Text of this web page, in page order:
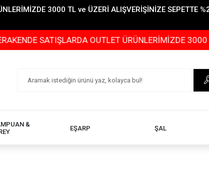
3000 TL ve ÜZERİ ALIŞVERİŞİNİZE SEPETTE
OUTLET ÜRÜNLERİMİZDE 3000 TL ve
&
EŞARP ŞAL